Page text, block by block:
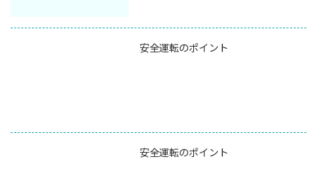
安全運転のポイント
安全運転のポイント